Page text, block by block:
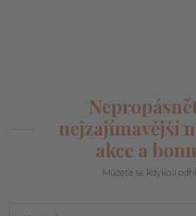
nejzajímavější
akce a
Můžete se kdykoli